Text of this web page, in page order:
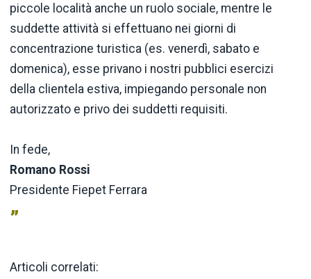
piccole località anche un ruolo sociale, mentre le
suddette attività si effettuano nei giorni di
concentrazione turistica (es. venerdì, sabato e
domenica), esse privano i nostri pubblici esercizi
della clientela estiva, impiegando personale non
autorizzato e privo dei suddetti requisiti.
In fede,
Romano Rossi
Presidente Fiepet Ferrara
”
Articoli correlati: